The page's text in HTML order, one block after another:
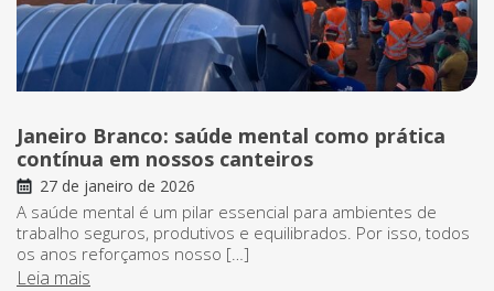
Janeiro Branco: saúde mental como prática
contínua em nossos canteiros
27 de janeiro de 2026
A saúde mental é um pilar essencial para ambientes de
trabalho seguros, produtivos e equilibrados. Por isso, todos
os anos reforçamos nosso […]
Leia mais